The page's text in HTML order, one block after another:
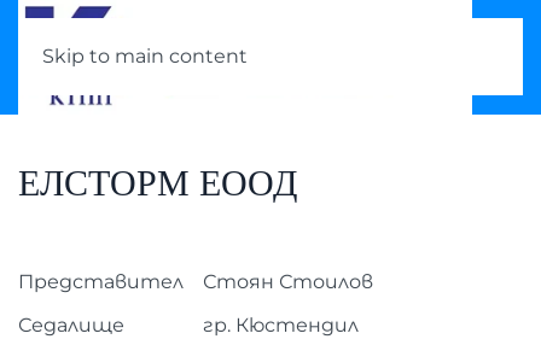
Skip to main content
ЕЛСТОРМ ЕООД
Представител
Стоян Стоилов
Седалище
гр. Кюстендил